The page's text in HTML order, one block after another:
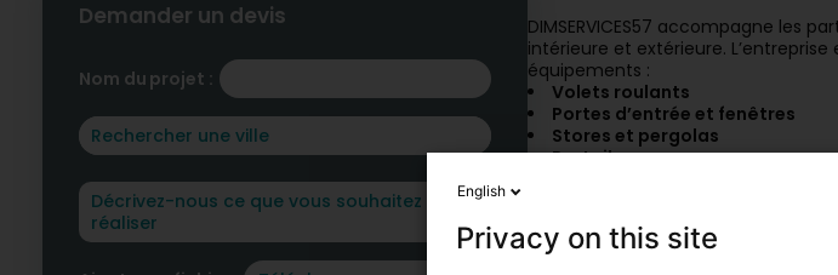
Demander un devis
Nom du projet :
DIMSERVICES57 accompagne les
intérieure et extérieure.
équipements :
Volets roulants
Portes d’entrée et fenêtres
Stores et pergolas
Portails
DIMSERVICES57 propose la
Portes coulissantes, placards,
L’entreprise travaille avec des
English
Privacy on this site